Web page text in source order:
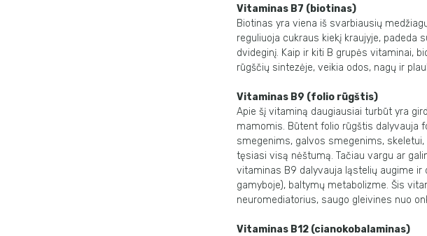
Vitaminas B7 (biotinas)
Biotinas yra viena iš svarbiausių
reguliuoja cukraus kiekį kraujyje, padeda
dvideginį. Kaip ir kiti B grupės vitaminai,
rūgščių sintezėje, veikia odos, nagų ir
Vitaminas B9 (folio rūgštis)
Apie šį vitaminą daugiausiai turbūt yra
mamomis. Būtent folio rūgštis dalyvauja
smegenims, galvos smegenims,
tęsiasi visą nėštumą. Tačiau vargu ar
vitaminas B9 dalyvauja ląstelių augime ir
gamyboje), baltymų metabolizme. Šis
neuromediatorius, saugo gleivines nuo
Vitaminas B12 (cianokobalaminas)